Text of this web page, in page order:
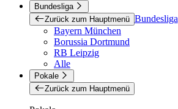
Bundesliga
Zurück zum Hauptmenü Bundesliga
Bayern München
Borussia Dortmund
RB Leipzig
Alle
Pokale
Zurück zum Hauptmenü